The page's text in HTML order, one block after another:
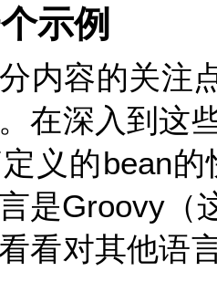
示例
内容的关注
在深入到这
义的bean
是Groovy（
看对其他语